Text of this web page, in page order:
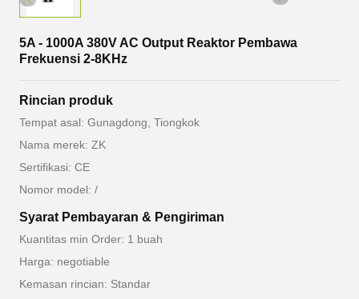
5A - 1000A 380V AC Output Reaktor Pembawa
Frekuensi 2-8KHz
Rincian produk
Tempat asal: Gunagdong, Tiongkok
Nama merek: ZK
Sertifikasi: CE
Nomor model: /
Syarat Pembayaran & Pengiriman
Kuantitas min Order: 1 buah
Harga: negotiable
Kemasan rincian: Standar